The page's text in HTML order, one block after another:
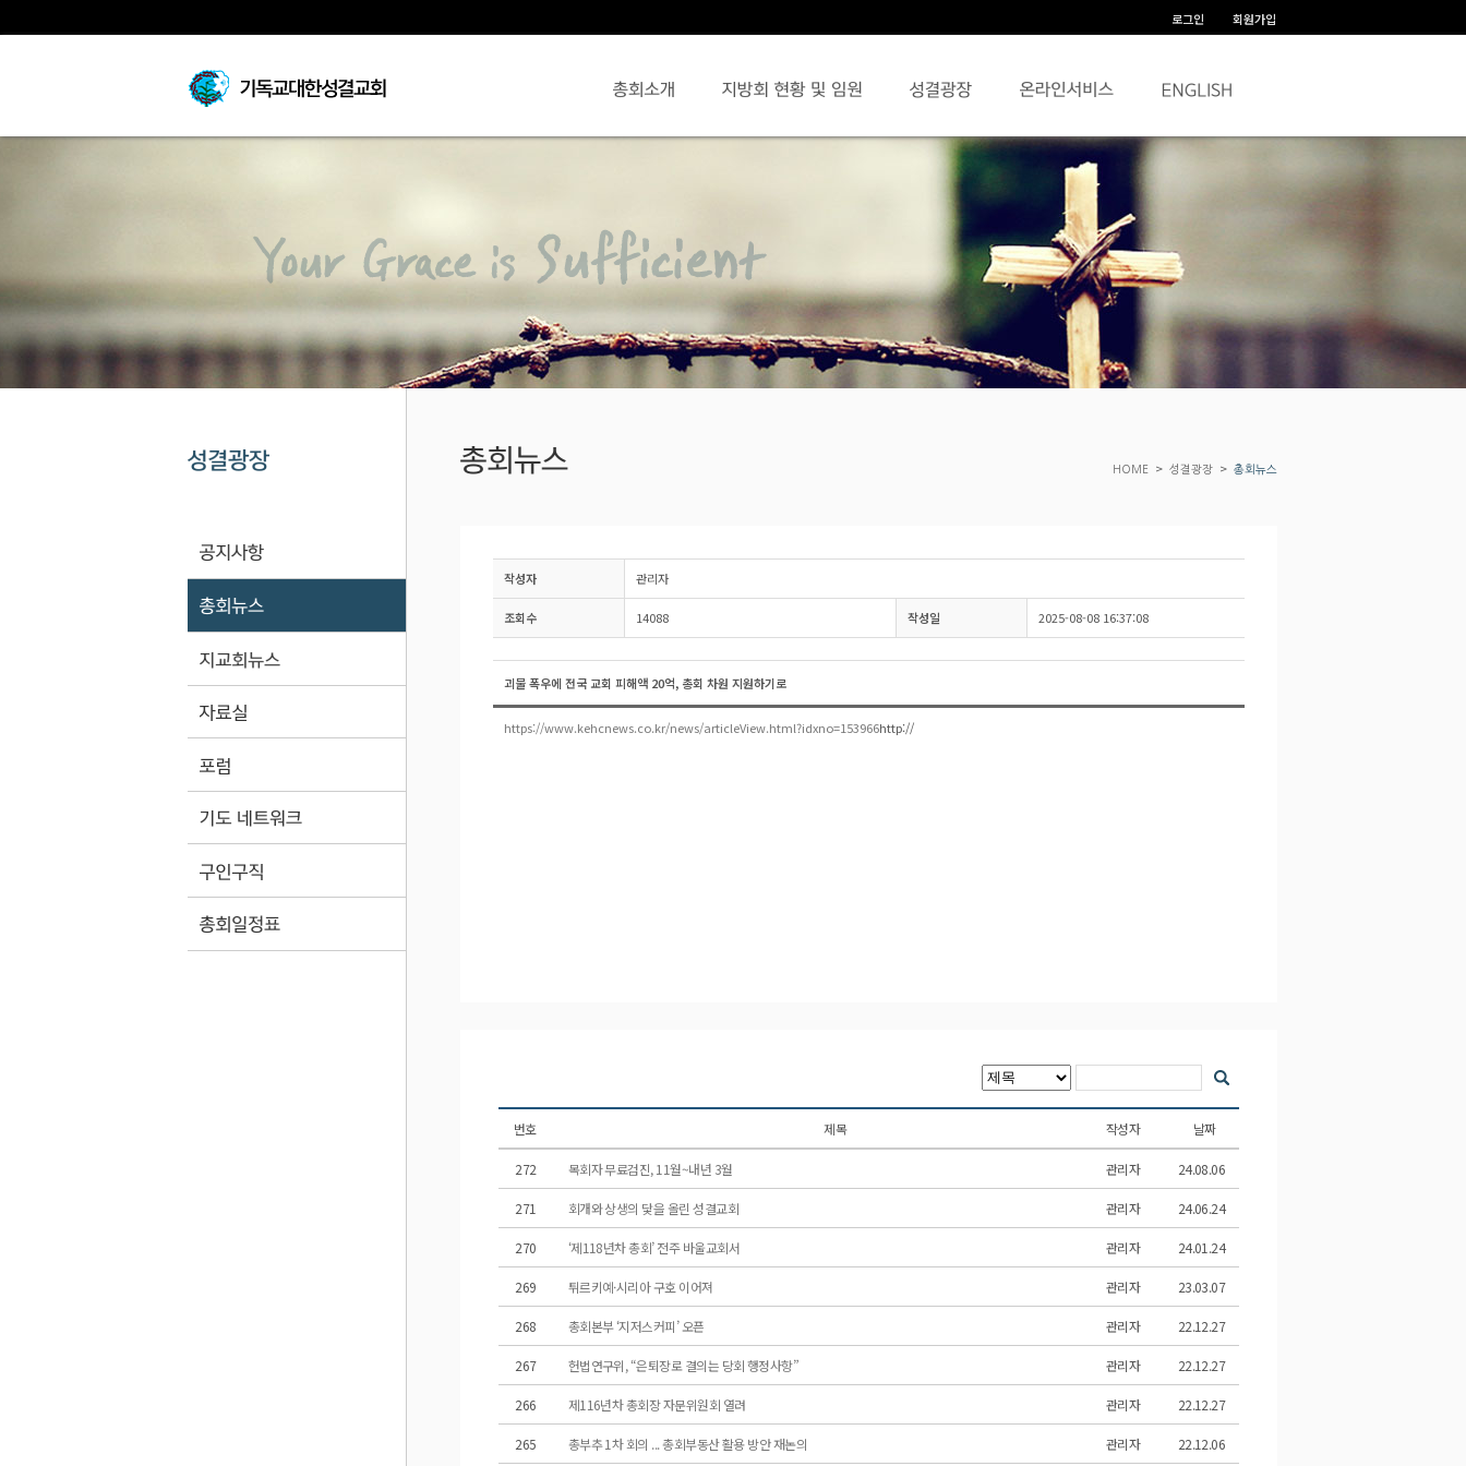
로그인 회원가입
HOME > 성결광장 > 총회뉴스
작성자 관리자
조회수 14088 작성일 2025-08-08 16:37:08
괴물 폭우에 전국 교회 피해액 20억, 총회 차원 지원하기로
https://www.kehcnews.co.kr/news/articleView.html?idxno=153966http://
번호 제목 작성자 날짜
272 목회자 무료검진, 11월~내년 3월 관리자 24.08.06
271 회개와 상생의 닻을 올린 성결교회 관리자 24.06.24
270 ‘제118년차 총회’ 전주 바울교회서 관리자 24.01.24
269 튀르키예·시리아 구호 이어져 관리자 23.03.07
268 총회본부 ‘지저스커피’ 오픈 관리자 22.12.27
267 헌법연구위, “은퇴장로 결의는 당회 행정사항” 관리자 22.12.27
266 제116년차 총회장 자문위원회 열려 관리자 22.12.27
265 총부추 1차 회의 ... 총회부동산 활용 방안 재논의 관리자 22.12.06